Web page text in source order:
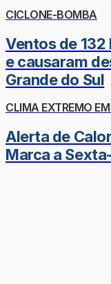
CICLONE-BOMBA
Ventos de
e causaram
Grande do Sul
CLIMA EXTREMO
Alerta de
Marca a